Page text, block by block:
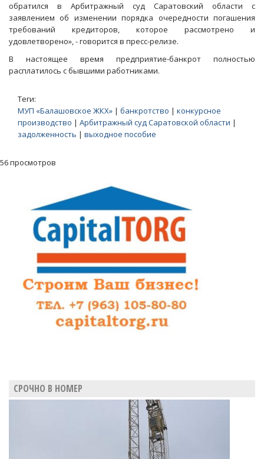
обратился в Арбитражный суд Саратовский области с
заявлением об изменении порядка очередности погашения
требований кредиторов, которое рассмотрено и
удовлетворено», - говорится в пресс-релизе.
В настоящее время предприятие-банкрот полностью
расплатилось с бывшими работниками.
Теги:
МУП «Балашовское ЖКХ» | банкротство | конкурсное
производство | Арбитражный суд Саратовской области |
задолженность | выходное пособие
56 просмотров
СРОЧНО В НОМЕР